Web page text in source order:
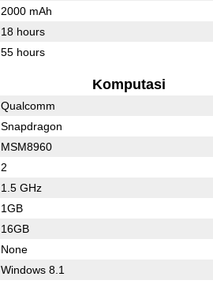
2000 mAh
18 hours
55 hours
Komputasi
Qualcomm
Snapdragon
MSM8960
2
1.5 GHz
1GB
16GB
None
Windows 8.1